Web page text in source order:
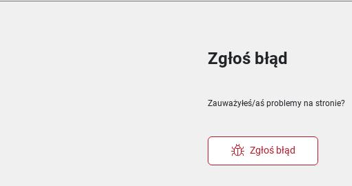
oknieoknie
w nowym oknie
Zgłoś błąd
Zauważyłeś/aś problemy na stronie?
Zgłoś błąd